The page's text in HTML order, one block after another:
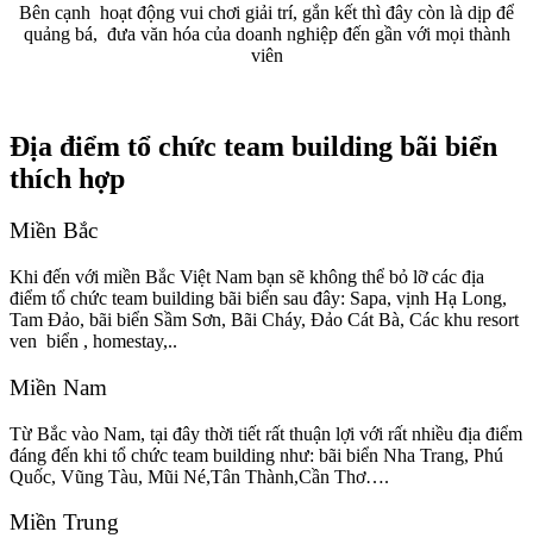
Bên cạnh hoạt động vui chơi giải trí, gắn kết thì đây còn là dịp để
quảng bá, đưa văn hóa của doanh nghiệp đến gần với mọi thành
viên
Địa điểm tổ chức team building bãi biển
thích hợp
Miền Bắc
Khi đến với miền Bắc Việt Nam bạn sẽ không thể bỏ lỡ các địa
điểm tổ chức team building bãi biển sau đây: Sapa, vịnh Hạ Long,
Tam Đảo, bãi biển Sầm Sơn, Bãi Cháy, Đảo Cát Bà, Các khu resort
ven biển , homestay,..
Miền Nam
Từ Bắc vào Nam, tại đây thời tiết rất thuận lợi với rất nhiều địa điểm
đáng đến khi tổ chức team building như: bãi biển Nha Trang, Phú
Quốc, Vũng Tàu, Mũi Né,Tân Thành,Cần Thơ….
Miền Trung